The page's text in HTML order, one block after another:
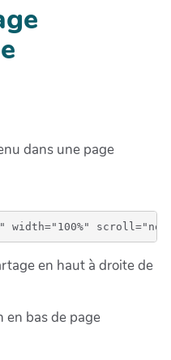
dans une page
en haut à droite de
en bas de page